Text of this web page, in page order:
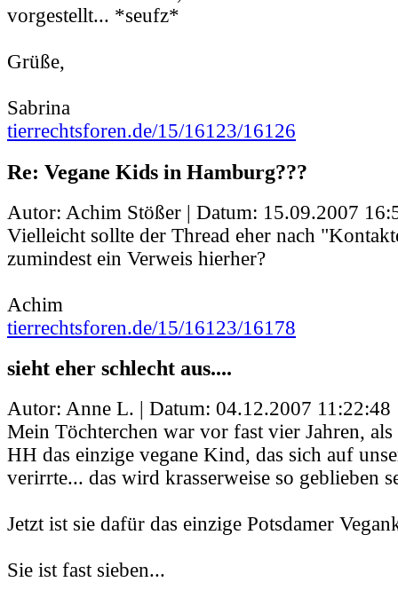
vorgestellt... *seufz*
Grüße,
Sabrina
tierrechtsforen.de/15/16123/16126
Re: Vegane Kids in Hamburg???
Autor: Achim Stößer | Datum: 15.09.2007
Vielleicht sollte der Thread eher nach
zumindest ein Verweis hierher?
Achim
tierrechtsforen.de/15/16123/16178
sieht eher schlecht aus....
Autor: Anne L. | Datum: 04.12.2007 11:22:48
Mein Töchterchen war vor fast vier Jahren,
HH das einzige vegane Kind, das sich auf
verirrte... das wird krasserweise so geblieben
Jetzt ist sie dafür das einzige Potsdamer
Sie ist fast sieben...